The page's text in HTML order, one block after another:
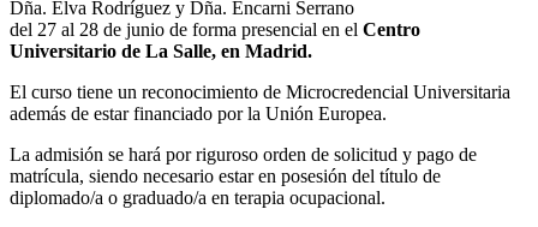
Dña. Elva Rodríguez y Dña. Encarni Serrano
del 27 al 28 de junio de forma presencial en el Centro
Universitario de La Salle, en Madrid.
El curso tiene un reconocimiento de Microcredencial Universitaria
además de estar financiado por la Unión Europea.
La admisión se hará por riguroso orden de solicitud y pago de
matrícula, siendo necesario estar en posesión del título de
diplomado/a o graduado/a en terapia ocupacional.